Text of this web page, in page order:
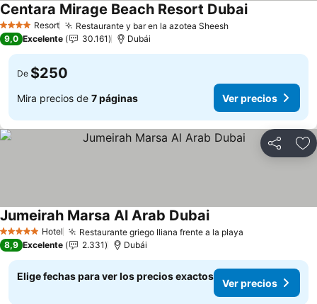
4 EstrellasResort Restaurante y bar en la azotea SheeshVer precios
Centara Mirage Beach Resort DubaiVer precios
9,0 Excelente 30.161 Dubái
De $250
Mira precios de 7 páginas Ver precios
Compartir
5 Estrellas Hotel Restaurante griego Iliana frente a la playa
Jumeirah Marsa Al Arab DubaiVer precios
8,9 Excelente 2.331 Dubái
Elige fechas para ver los precios exactos
Ver precios